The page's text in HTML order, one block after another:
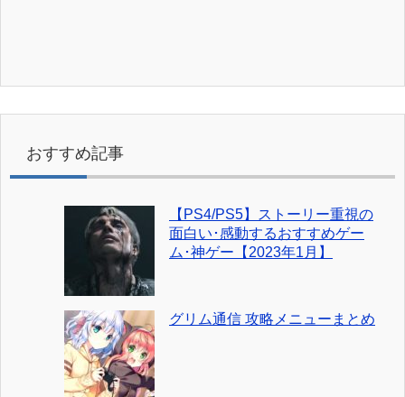
おすすめ記事
【PS4/PS5】ストーリー重視の
面白い･感動するおすすめゲー
ム･神ゲー【2023年1月】
グリム通信 攻略メニューまとめ